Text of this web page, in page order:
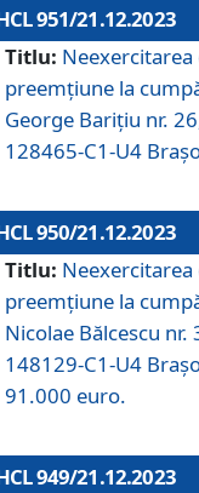
951/21.12.2023
Titlu:
preemțiune la
George Barițiu nr.
128465-C1-U4
950/21.12.2023
Titlu:
preemțiune la
Nicolae Bălcescu nr.
148129-C1-U4
91.000 euro.
949/21.12.2023